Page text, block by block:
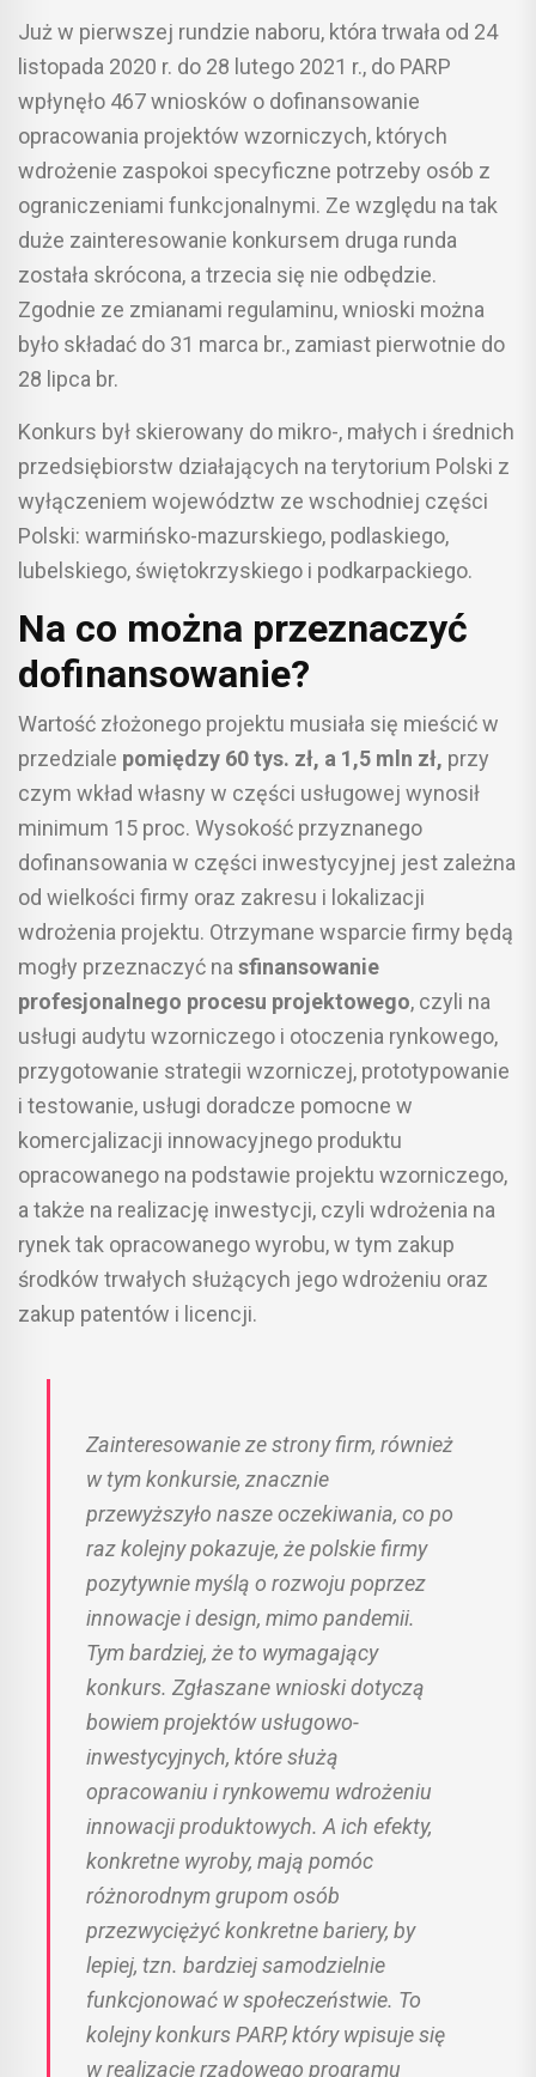
Już w pierwszej rundzie naboru, która trwała od 24
listopada 2020 r. do 28 lutego 2021 r., do PARP
wpłynęło 467 wniosków o dofinansowanie
opracowania projektów wzorniczych, których
wdrożenie zaspokoi specyficzne potrzeby osób z
ograniczeniami funkcjonalnymi. Ze względu na tak
duże zainteresowanie konkursem druga runda
została skrócona, a trzecia się nie odbędzie.
Zgodnie ze zmianami regulaminu, wnioski można
było składać do 31 marca br., zamiast pierwotnie do
28 lipca br.
Konkurs był skierowany do mikro-, małych i średnich
przedsiębiorstw działających na terytorium Polski z
wyłączeniem województw ze wschodniej części
Polski: warmińsko-mazurskiego, podlaskiego,
lubelskiego, świętokrzyskiego i podkarpackiego.
Na co można przeznaczyć
dofinansowanie?
Wartość złożonego projektu musiała się mieścić w
przedziale pomiędzy 60 tys. zł, a 1,5 mln zł, przy
czym wkład własny w części usługowej wynosił
minimum 15 proc. Wysokość przyznanego
dofinansowania w części inwestycyjnej jest zależna
od wielkości firmy oraz zakresu i lokalizacji
wdrożenia projektu. Otrzymane wsparcie firmy będą
mogły przeznaczyć na sfinansowanie
profesjonalnego procesu projektowego, czyli na
usługi audytu wzorniczego i otoczenia rynkowego,
przygotowanie strategii wzorniczej, prototypowanie
i testowanie, usługi doradcze pomocne w
komercjalizacji innowacyjnego produktu
opracowanego na podstawie projektu wzorniczego,
a także na realizację inwestycji, czyli wdrożenia na
rynek tak opracowanego wyrobu, w tym zakup
środków trwałych służących jego wdrożeniu oraz
zakup patentów i licencji.
Zainteresowanie ze strony firm, również
w tym konkursie, znacznie
przewyższyło nasze oczekiwania, co po
raz kolejny pokazuje, że polskie firmy
pozytywnie myślą o rozwoju poprzez
innowacje i design, mimo pandemii.
Tym bardziej, że to wymagający
konkurs. Zgłaszane wnioski dotyczą
bowiem projektów usługowo-
inwestycyjnych, które służą
opracowaniu i rynkowemu wdrożeniu
innowacji produktowych. A ich efekty,
konkretne wyroby, mają pomóc
różnorodnym grupom osób
przezwyciężyć konkretne bariery, by
lepiej, tzn. bardziej samodzielnie
funkcjonować w społeczeństwie. To
kolejny konkurs PARP, który wpisuje się
w realizację rządowego programu